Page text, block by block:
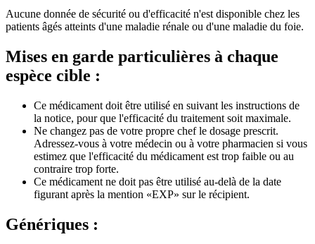
Aucune donnée de sécurité ou d'efficacité n'est disponible chez les
patients âgés atteints d'une maladie rénale ou d'une maladie du foie.
Mises en garde particulières à chaque
espèce cible :
Ce médicament doit être utilisé en suivant les instructions de
la notice, pour que l'efficacité du traitement soit maximale.
Ne changez pas de votre propre chef le dosage prescrit.
Adressez-vous à votre médecin ou à votre pharmacien si vous
estimez que l'efficacité du médicament est trop faible ou au
contraire trop forte.
Ce médicament ne doit pas être utilisé au-delà de la date
figurant après la mention «EXP» sur le récipient.
Génériques :